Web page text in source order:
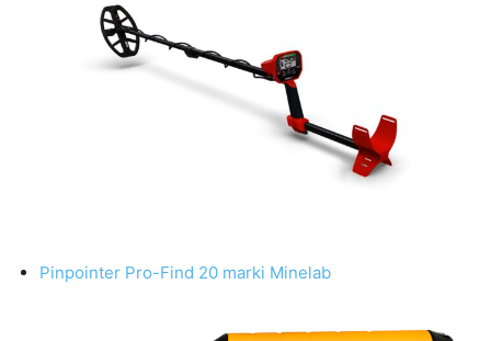
Pinpointer Pro-Find 20 marki Minelab